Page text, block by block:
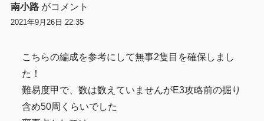
南小路 がコメント
2021年9月26日 22:35
こちらの編成を参考にして無事2隻目を確保しまし
た！
難易度甲で、数は数えていませんがE3攻略前の掘り
含め50周くらいでした